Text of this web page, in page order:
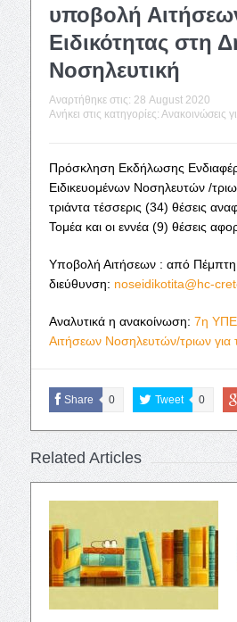
υποβολή
Ειδικότητας στη
Νοσηλευτική
Αναρτήθηκε στις: 28 August 2020
Ανήκει στις κατηγορίες: Ανακοινώσεις
Πρόσκληση Εκδήλωσης
Ειδικευομένων Νοσηλευτών /
τριάντα τέσσερις (34) θέσεις
Τομέα και οι εννέα (9) θέσεις
Υποβολή Αιτήσεων : από
διεύθυνση: noseidikotita@hc-
Αναλυτικά η ανακοίνωση: 7η ΥΠΕ
Αιτήσεων Νοσηλευτών/τριων για
Share 0 Tweet 0
Related Articles